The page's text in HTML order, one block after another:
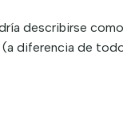
describirse
diferencia de